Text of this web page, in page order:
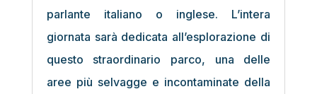
parlante italiano o inglese. L’intera
giornata sarà dedicata all’esplorazione di
questo straordinario parco, una delle
aree più selvagge e incontaminate della